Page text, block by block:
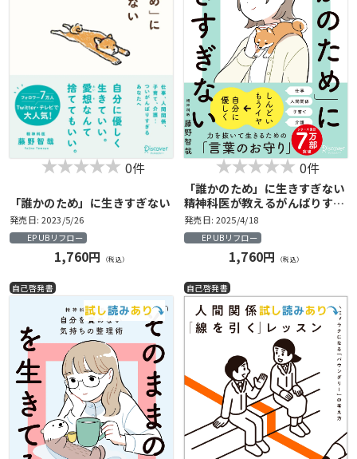
0件
「誰かのため」に生きすぎない
発売日: 2023/5/26
EPUBリフロー
1,760円 （税込）
0件
「誰かのため」に生きすぎない
精神科医が教えるがんばりすぎ
ない気持ちの整理術 (特装版)
発売日: 2025/4/18
EPUBリフロー
1,760円 （税込）
自己啓発書 自己啓発書